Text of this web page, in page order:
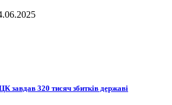
завдав 320 тисяч збитків державі